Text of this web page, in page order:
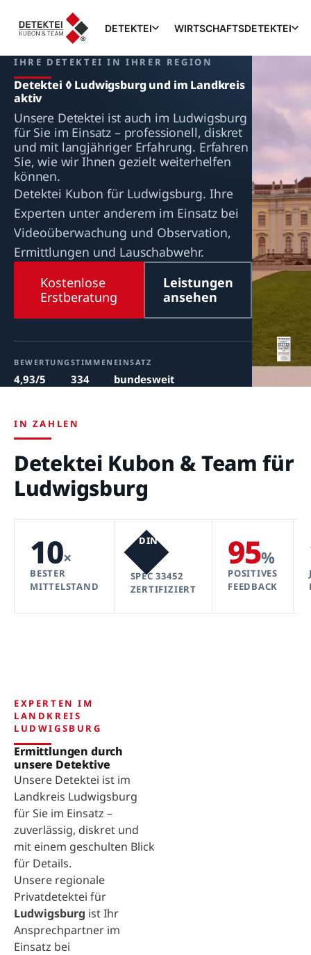
DETEKTEI WIRTSCHAFTSDETEKTEI
IHRE DETEKTEI IN IHRER REGION
Detektei ◊ Ludwigsburg und im Landkreis
aktiv
Unsere Detektei ist auch im Ludwigsburg
für Sie im Einsatz – professionell, diskret
und mit langjähriger Erfahrung. Erfahren
Sie, wie wir Ihnen gezielt weiterhelfen
können.
Detektei Kubon für Ludwigsburg. Ihre
Experten unter anderem im Einsatz bei
Videoüberwachung und Observation,
Ermittlungen und Lauschabwehr.
Kostenlose
Erstberatung
Leistungen
ansehen
BEWERTUNG
4,93/5
STIMMEN
334
EINSATZ
bundesweit
IN ZAHLEN
Detektei Kubon & Team für
Ludwigsburg
10×
BESTER
MITTELSTAND
DIN
SPEC 33452
ZERTIFIZIERT
95%
POSITIVES
FEEDBACK
EXPERTEN IM
LANDKREIS
LUDWIGSBURG
Ermittlungen durch
unsere Detektive
Unsere Detektei ist im
Landkreis Ludwigsburg
für Sie im Einsatz –
zuverlässig, diskret und
mit einem geschulten Blick
für Details.
Unsere regionale
Privatdetektei für
Ludwigsburg ist Ihr
Ansprechpartner im
Einsatz bei